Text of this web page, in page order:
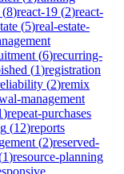
(8)react-19 (2)react-
(5)real-estate-
(6)recurring-
(1)registration
(2)remix
management
)repeat-purchases
(12)reports
(2)reserved-
1)resource-planning